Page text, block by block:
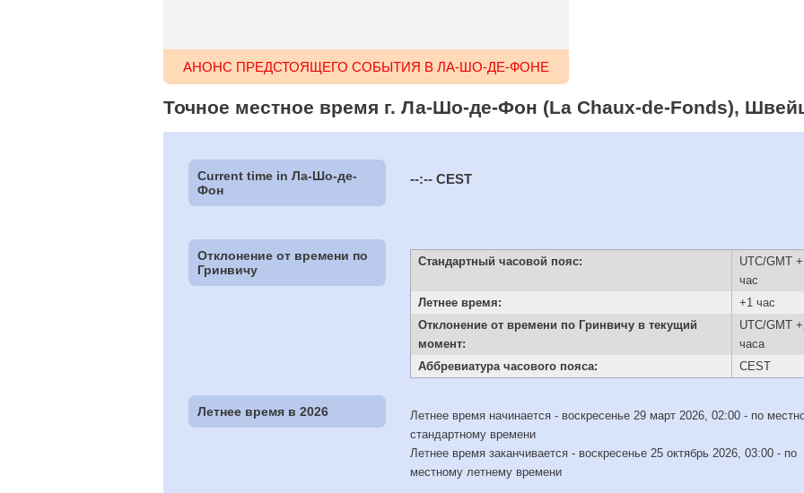
АНОНС ПРЕДСТОЯЩЕГО СОБЫТИЯ В ЛА-ШО-ДЕ-ФОНЕ
Точное местное время г. Ла-Шо-де-Фон (La Chaux-de-Fonds),
Current time in Ла-Шо-де-
Фон
--:-- CEST
Отклонение от времени по
Гринвичу
Стандартный часовой пояс:
UTC/GMT
час
Летнее время:
+1 час
Отклонение от времени по Гринвичу в текущий
момент:
UTC/GMT
часа
Аббревиатура часового пояса:
CEST
Летнее время в 2026
Летнее время начинается - воскресенье 29 март 2026, 02:00 - по
стандартному времени
Летнее время заканчивается - воскресенье 25 октябрь 2026, 03:00 - по
местному летнему времени